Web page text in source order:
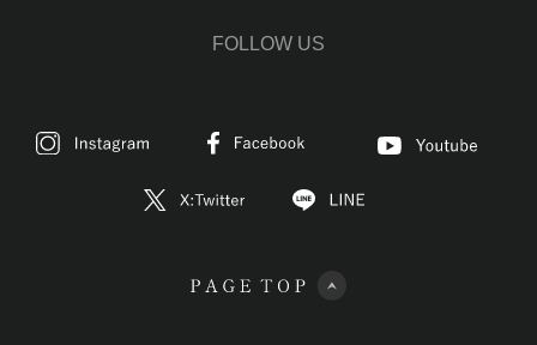
FOLLOW US